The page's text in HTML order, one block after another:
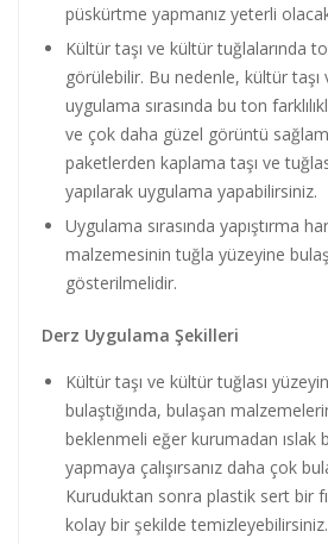
püskürtme yapmanız yeterli
Kültür taşı ve kültür tuğlalarında
görülebilir. Bu nedenle, kültür
uygulama sırasında bu ton
ve çok daha güzel görüntü
paketlerden kaplama taşı ve
yapılarak uygulama yapabilirsiniz.
Uygulama sırasında yapıştırma
malzemesinin tuğla yüzeyine
gösterilmelidir.
Derz Uygulama Şekilleri
Kültür taşı ve kültür tuğlası
bulaştığında, bulaşan
beklenmeli eğer kurumadan ıslak
yapmaya çalışırsanız daha çok
Kuruduktan sonra plastik sert bir
kolay bir şekilde temizleyebilirsiniz.